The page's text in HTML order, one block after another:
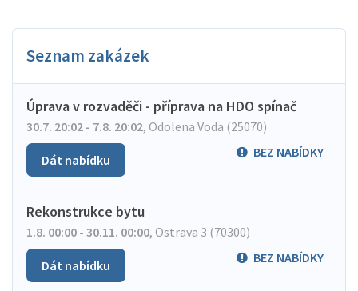
Seznam zakázek
Úprava v rozvaděči - příprava na HDO spínač
30.7. 20:02 - 7.8. 20:02, Odolena Voda (25070)
BEZ NABÍDKY
Dát nabídku
Rekonstrukce bytu
1.8. 00:00 - 30.11. 00:00, Ostrava 3 (70300)
BEZ NABÍDKY
Dát nabídku